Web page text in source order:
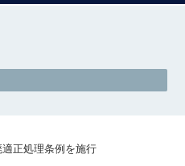
正処理条例を施行